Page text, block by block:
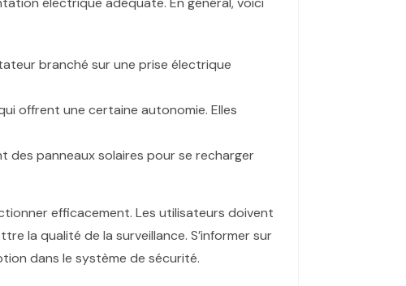
branché sur une prise électrique
offrent une certaine autonomie. Elles
des panneaux solaires pour se recharger
efficacement. Les utilisateurs doivent
la qualité de la surveillance. S’informer sur
dans le système de sécurité.